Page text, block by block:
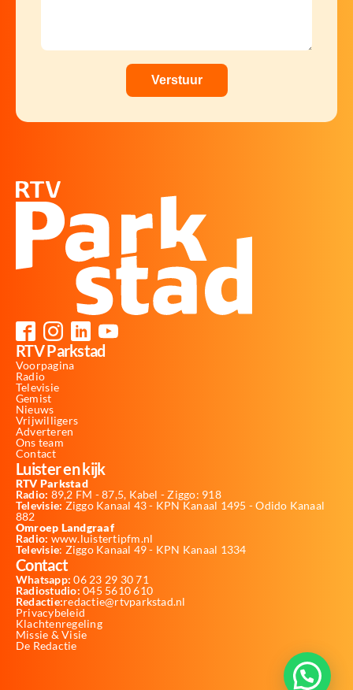
RTV Parkstad
Voorpagina
Radio
Televisie
Gemist
Nieuws
Vrijwilligers
Adverteren
Ons team
Contact
Luister en kijk
RTV Parkstad
Radio: 89,2 FM - 87,5, Kabel - Ziggo: 918
Televisie: Ziggo Kanaal 43 - KPN Kanaal 1495 - Odido Kanaal
882
Omroep Landgraaf
Radio: www.luistertipfm.nl
Televisie: Ziggo Kanaal 49 - KPN Kanaal 1334
Contact
Whatsapp: 06 23 29 30 71
Radiostudio: 045 5610 610
Redactie:redactie@rtvparkstad.nl
Privacybeleid
Klachtenregeling
Missie & Visie
De Redactie